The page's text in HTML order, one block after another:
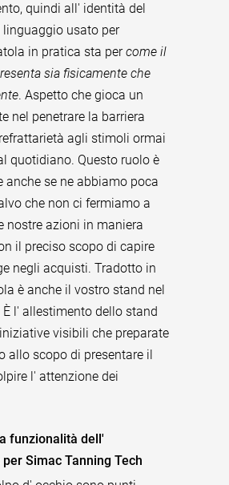
quindi all' identità del
linguaggio usato per
in pratica sta percome il
sia fisicamente che
. Aspetto che gioca un
nel penetrare la barriera
agli stimoli ormai
quotidiano. Questo ruolo è
anche se ne abbiamo poca
che non ci fermiamo a
nostre azioni in maniera
il preciso scopo di capire
negli acquisti. Tradotto in
è anche il vostro stand nel
l' allestimento dello stand
visibili che preparate
allo scopo di presentare il
l' attenzione dei
funzionalità dell'
Simac Tanning Tech